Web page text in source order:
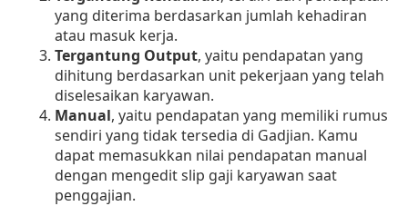
yang diterima berdasarkan jumlah kehadiran
atau masuk kerja.
Tergantung Output, yaitu pendapatan yang
dihitung berdasarkan unit pekerjaan yang telah
diselesaikan karyawan.
Manual, yaitu pendapatan yang memiliki rumus
sendiri yang tidak tersedia di Gadjian. Kamu
dapat memasukkan nilai pendapatan manual
dengan mengedit slip gaji karyawan saat
penggajian.